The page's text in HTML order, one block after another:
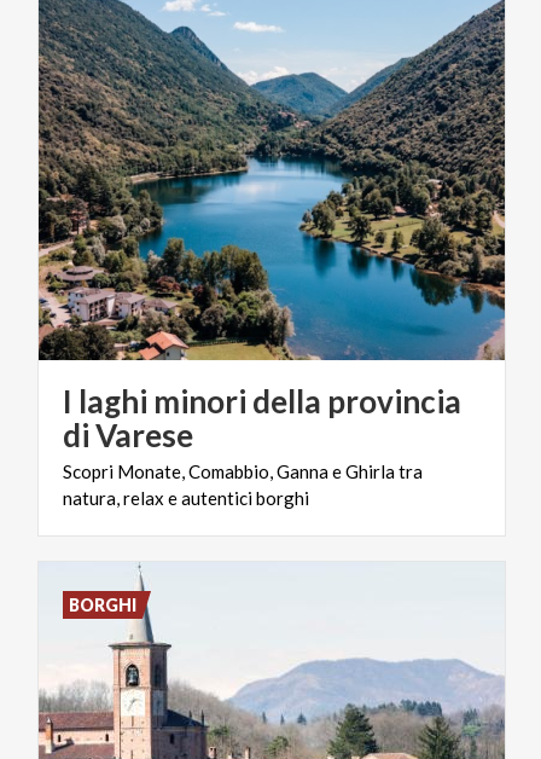
I laghi minori della provincia
di Varese
Scopri Monate,Comabbio,GannaeGhirlatra
natura,relax eautenticiborghi
BORGHI